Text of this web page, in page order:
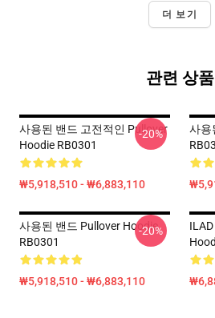
더 보기
관련 상품
사용된 밴드 고전적인 Pullover
Hoodie RB0301
₩5,918,510 - ₩6,883,110
-20%
사용
사용된 밴드 Pullover Hoodie
RB0301
₩5,918,510 - ₩6,883,110
-20%